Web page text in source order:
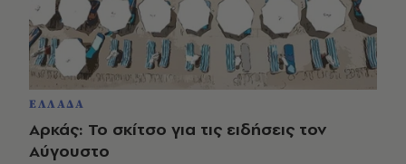
ΕΛΛΑΔΑ
Αρκάς: Το σκίτσο για τις ειδήσεις τον
Αύγουστο